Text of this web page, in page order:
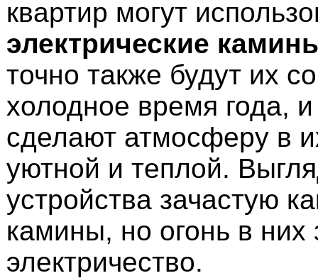
квартир могут
электрические
точно также будут их
холодное время года,
сделают атмосферу в
уютной и теплой.
устройства зачастую
камины, но огонь в них
электричество.